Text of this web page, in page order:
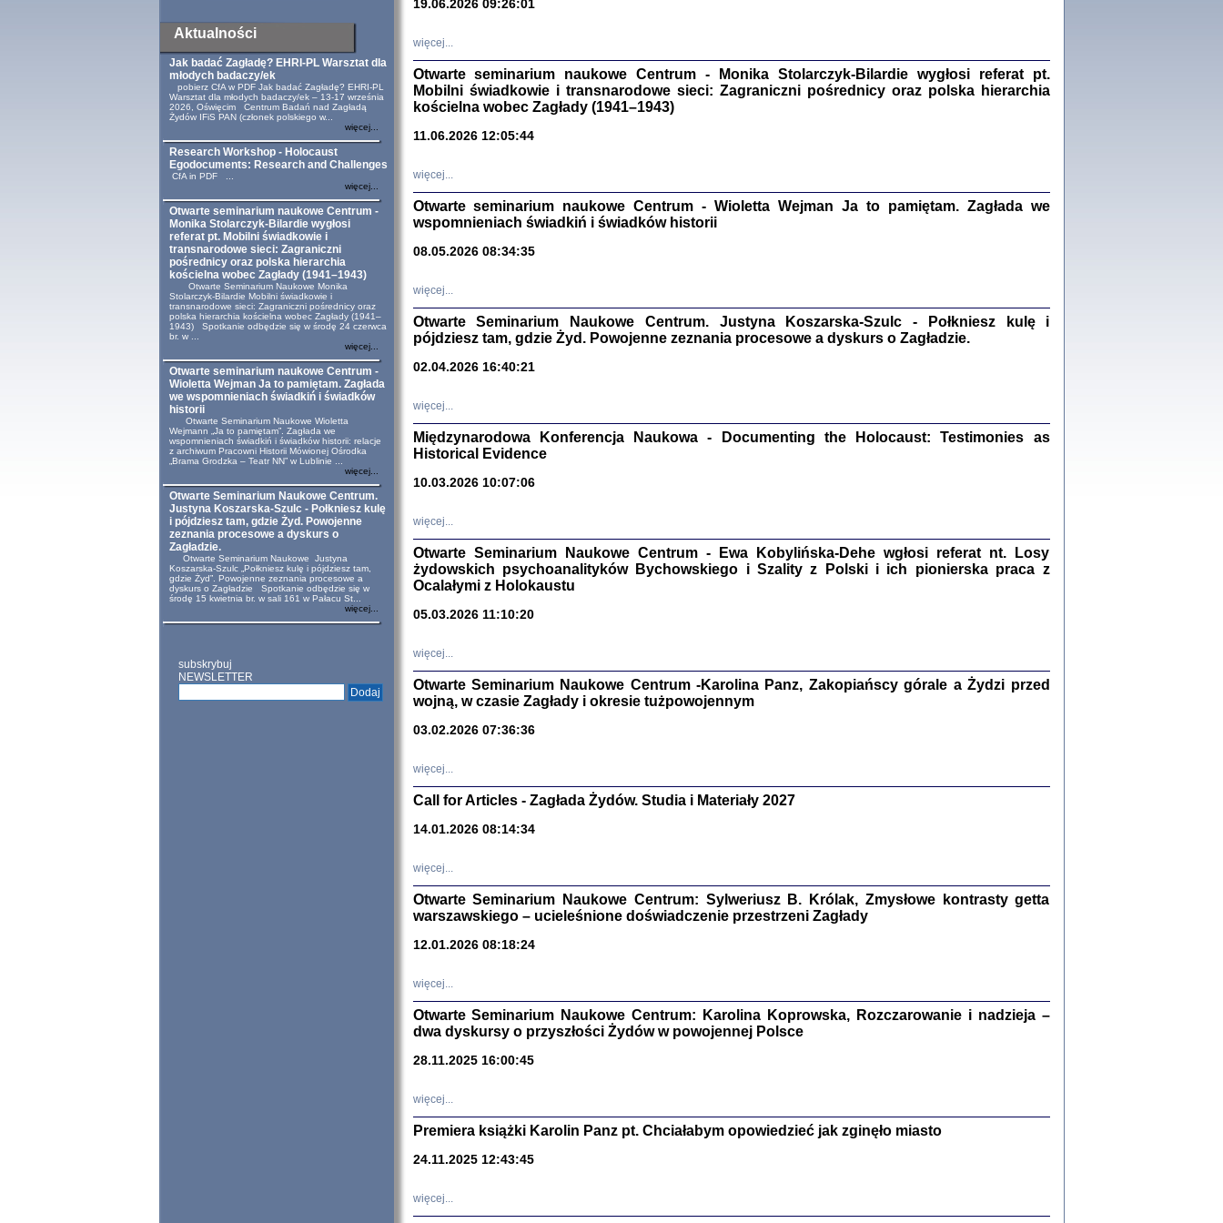
Aktualności
Jak badać Zagładę? EHRI-PL Warsztat dla
młodych badaczy/ek
pobierz CfA w PDF Jak badać Zagładę? EHRI-PL
Warsztat dla młodych badaczy/ek – 13-17 września
2026, Oświęcim Centrum Badań nad Zagładą
Żydów IFiS PAN (członek polskiego w...
więcej...
Research Workshop - Holocaust
Egodocuments: Research and Challenges
CfA in PDF ...
więcej...
Otwarte seminarium naukowe Centrum -
Monika Stolarczyk-Bilardie wygłosi
referat pt. Mobilni świadkowie i
transnarodowe sieci: Zagraniczni
pośrednicy oraz polska hierarchia
kościelna wobec Zagłady (1941–1943)
Otwarte Seminarium Naukowe Monika
Stolarczyk-Bilardie Mobilni świadkowie i
transnarodowe sieci: Zagraniczni pośrednicy oraz
polska hierarchia kościelna wobec Zagłady (1941–
1943) Spotkanie odbędzie się w środę 24 czerwca
br. w ...
więcej...
Otwarte seminarium naukowe Centrum -
Wioletta Wejman Ja to pamiętam. Zagłada
we wspomnieniach świadkiń i świadków
historii
Otwarte Seminarium Naukowe Wioletta
Wejmann „Ja to pamiętam”. Zagłada we
wspomnieniach świadkiń i świadków historii: relacje
z archiwum Pracowni Historii Mówionej Ośrodka
„Brama Grodzka – Teatr NN” w Lublinie ...
więcej...
Otwarte Seminarium Naukowe Centrum.
Justyna Koszarska-Szulc - Połkniesz kulę
i pójdziesz tam, gdzie Żyd. Powojenne
zeznania procesowe a dyskurs o
Zagładzie.
Otwarte Seminarium Naukowe Justyna
Koszarska-Szulc „Połkniesz kulę i pójdziesz tam,
gdzie Żyd”. Powojenne zeznania procesowe a
dyskurs o Zagładzie Spotkanie odbędzie się w
środę 15 kwietnia br. w sali 161 w Pałacu St...
więcej...
subskrybuj
NEWSLETTER
Warszawa 2022
Wagner Rózia
oprac. Aleksandra Bańkowska
Kalman Rotgeber
oprac. Aleksandra Bańkowska, wstęp Jacek Leociak
Warszawa 2021
Zagłada Żydów.
Studia i Materiały
NIE WIEMY CO PRZYNIESIE NAM KOLEJNA GODZINA ...
Sewek Okonowski, oprac. Marta Janczewska
PISZĄCY TE SŁOWA JEST PRACOWNIKIEM
19.06.2026 09:26:01
więcej...
Otwarte seminarium naukowe Centrum - Monika Stolarczyk-Bilardie wygłosi referat pt.
Mobilni świadkowie i transnarodowe sieci: Zagraniczni pośrednicy oraz polska hierarchia
kościelna wobec Zagłady (1941–1943)
11.06.2026 12:05:44
więcej...
Otwarte seminarium naukowe Centrum - Wioletta Wejman Ja to pamiętam. Zagłada we
wspomnieniach świadkiń i świadków historii
08.05.2026 08:34:35
więcej...
Otwarte Seminarium Naukowe Centrum. Justyna Koszarska-Szulc - Połkniesz kulę i
pójdziesz tam, gdzie Żyd. Powojenne zeznania procesowe a dyskurs o Zagładzie.
02.04.2026 16:40:21
więcej...
Międzynarodowa Konferencja Naukowa - Documenting the Holocaust: Testimonies as
Historical Evidence
10.03.2026 10:07:06
więcej...
Otwarte Seminarium Naukowe Centrum - Ewa Kobylińska-Dehe wgłosi referat nt. Losy
żydowskich psychoanalityków Bychowskiego i Szality z Polski i ich pionierska praca z
Ocalałymi z Holokaustu
05.03.2026 11:10:20
więcej...
Otwarte Seminarium Naukowe Centrum -Karolina Panz, Zakopiańscy górale a Żydzi przed
wojną, w czasie Zagłady i okresie tużpowojennym
03.02.2026 07:36:36
więcej...
Call for Articles - Zagłada Żydów. Studia i Materiały 2027
14.01.2026 08:14:34
więcej...
Otwarte Seminarium Naukowe Centrum: Sylweriusz B. Królak, Zmysłowe kontrasty getta
warszawskiego – ucieleśnione doświadczenie przestrzeni Zagłady
12.01.2026 08:18:24
więcej...
Otwarte Seminarium Naukowe Centrum: Karolina Koprowska, Rozczarowanie i nadzieja –
dwa dyskursy o przyszłości Żydów w powojennej Polsce
28.11.2025 16:00:45
więcej...
Premiera książki Karolin Panz pt. Chciałabym opowiedzieć jak zginęło miasto
24.11.2025 12:43:45
więcej...